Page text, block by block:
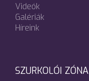
Videók
Galériák
Híreink
SZURKOLÓI ZÓNA